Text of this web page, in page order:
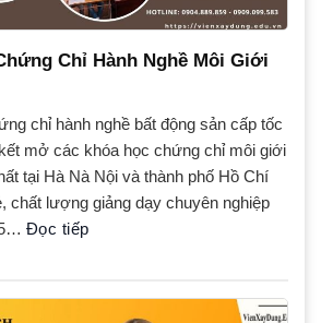
Chỉ Hành Nghề Môi Giới
chỉ hành nghề bất động sản cấp tốc
mở các khóa học chứng chỉ môi giới
tại Hà Nà Nội và thành phố Hồ Chí
chất lượng giảng dạy chuyên nghiệp
Đọc tiếp